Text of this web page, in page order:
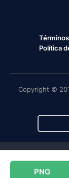
PNG
Política
Copyright ©